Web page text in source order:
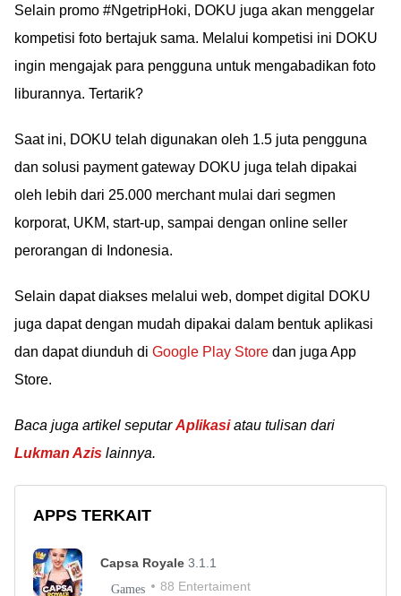
Selain promo #NgetripHoki, DOKU juga akan menggelar
kompetisi foto bertajuk sama. Melalui kompetisi ini DOKU
ingin mengajak para pengguna untuk mengabadikan foto
liburannya. Tertarik?
Saat ini, DOKU telah digunakan oleh 1.5 juta pengguna
dan solusi payment gateway DOKU juga telah dipakai
oleh lebih dari 25.000 merchant mulai dari segmen
korporat, UKM, start-up, sampai dengan online seller
perorangan di Indonesia.
Selain dapat diakses melalui web, dompet digital DOKU
juga dapat dengan mudah dipakai dalam bentuk aplikasi
dan dapat diunduh di Google Play Store dan juga App
Store.
Baca juga artikel seputarAplikasiatau tulisan dari
Lukman Azis lainnya.
APPS TERKAIT
Capsa Royale 3.1.1
Games 88 Entertaiment